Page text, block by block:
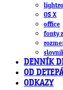
OS X
office
fonty
DENNÍK
OD
ODKAZY